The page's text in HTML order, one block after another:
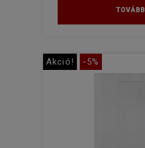
TOVÁBB
Akció! -5%